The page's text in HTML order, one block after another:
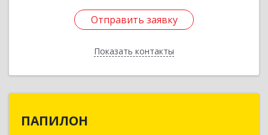
Отправить заявку
Показать контакты
Отправить заявку
Назад
ПАПИЛОН